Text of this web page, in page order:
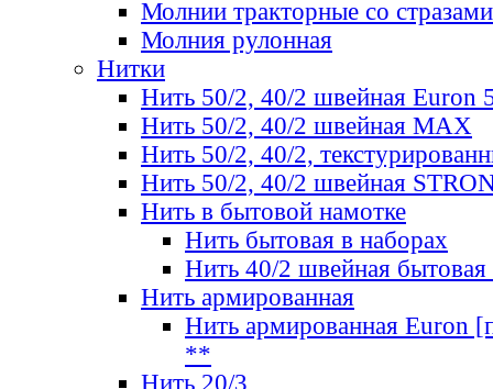
Молнии тракторные со стразами
Молния рулонная
Нитки
Нить 50/2, 40/2 швейная Euron
Нить 50/2, 40/2 швейная МАХ
Нить 50/2, 40/2,
Нить 50/2, 40/2 швейная
Нить в бытовой намотке
Нить бытовая в наборах
Нить 40/2 швейная бытовая
Нить армированная
Нить армированная Euron
**
Нить 20/3